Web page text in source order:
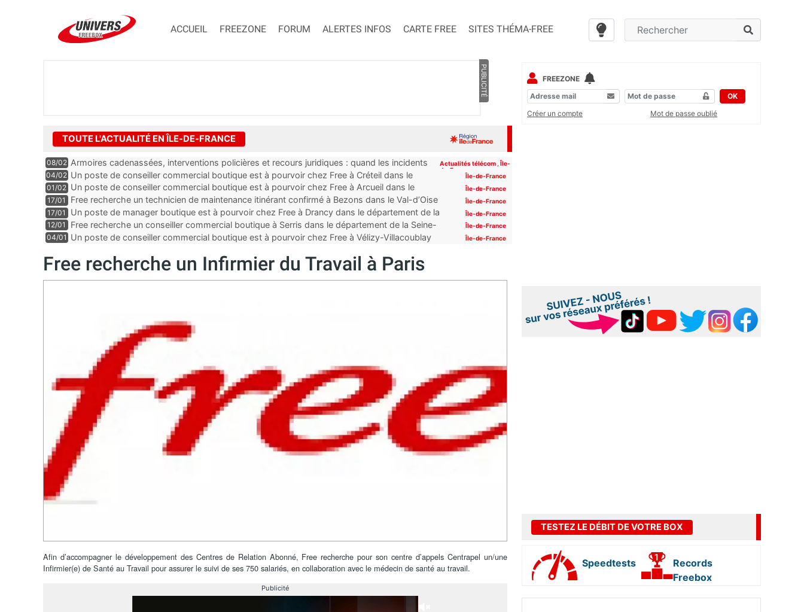
ACCUEIL FREEZONE FORUM ALERTES INFOS CARTE FREE SITES THÉMA-FREE
PUBLICITÉ
TOUTE L'ACTUALITÉ EN ÎLE-DE-FRANCE
08/02 Armoires cadenassées, interventions policières et recours juridiques : quand les incidents
de la fibre ne peuvent plus durer
Actualités télécom ,Île-
de-France
04/02 Un poste de conseiller commercial boutique est à pourvoir chez Free à Créteil dans le
département du Val-de-Marne
Île-de-France
01/02 Un poste de conseiller commercial boutique est à pourvoir chez Free à Arcueil dans le
département du Val-de-Marne
Île-de-France
17/01 Free recherche un technicien de maintenance itinérant confirmé à Bezons dans le Val-d’Oise Île-de-France
17/01
Un poste de manager boutique est à pourvoir chez Free à Drancy dans le département de la
Seine-Saint-Denis
Île-de-France
12/01
Free recherche un conseiller commercial boutique à Serris dans le département de la Seine-
et-Marne
Île-de-France
04/01 Un poste de conseiller commercial boutique est à pourvoir chez Free à Vélizy-Villacoublay
Île-de-France
Free recherche un Infirmier du Travail à Paris
Afin d’accompagner le développement des Centres de Relation Abonné, Free recherche pour son centre d’appels Centrapel un/une
Infirmier(e) de Santé au Travail pour assurer le suivi de ses 750 salariés, en collaboration avec le médecin de santé au travail.
Publicité
FREEZONE
OK
Créer un compte
Mot de passe oublié
TESTEZ LE DÉBIT DE VOTRE BOX
Speedtests
Records
Freebox